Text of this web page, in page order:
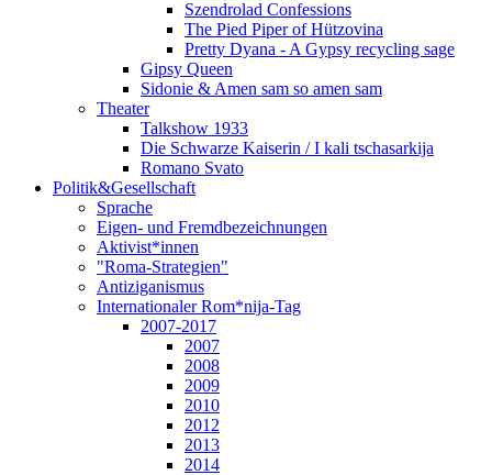
Szendrolad Confessions
The Pied Piper of Hützovina
Pretty Dyana - A Gypsy recycling sage
Gipsy Queen
Sidonie & Amen sam so amen sam
Theater
Talkshow 1933
Die Schwarze Kaiserin / I kali tschasarkija
Romano Svato
Politik&Gesellschaft
Sprache
Eigen- und Fremdbezeichnungen
Aktivist*innen
"Roma-Strategien"
Antiziganismus
Internationaler Rom*nija-Tag
2007-2017
2007
2008
2009
2010
2012
2013
2014